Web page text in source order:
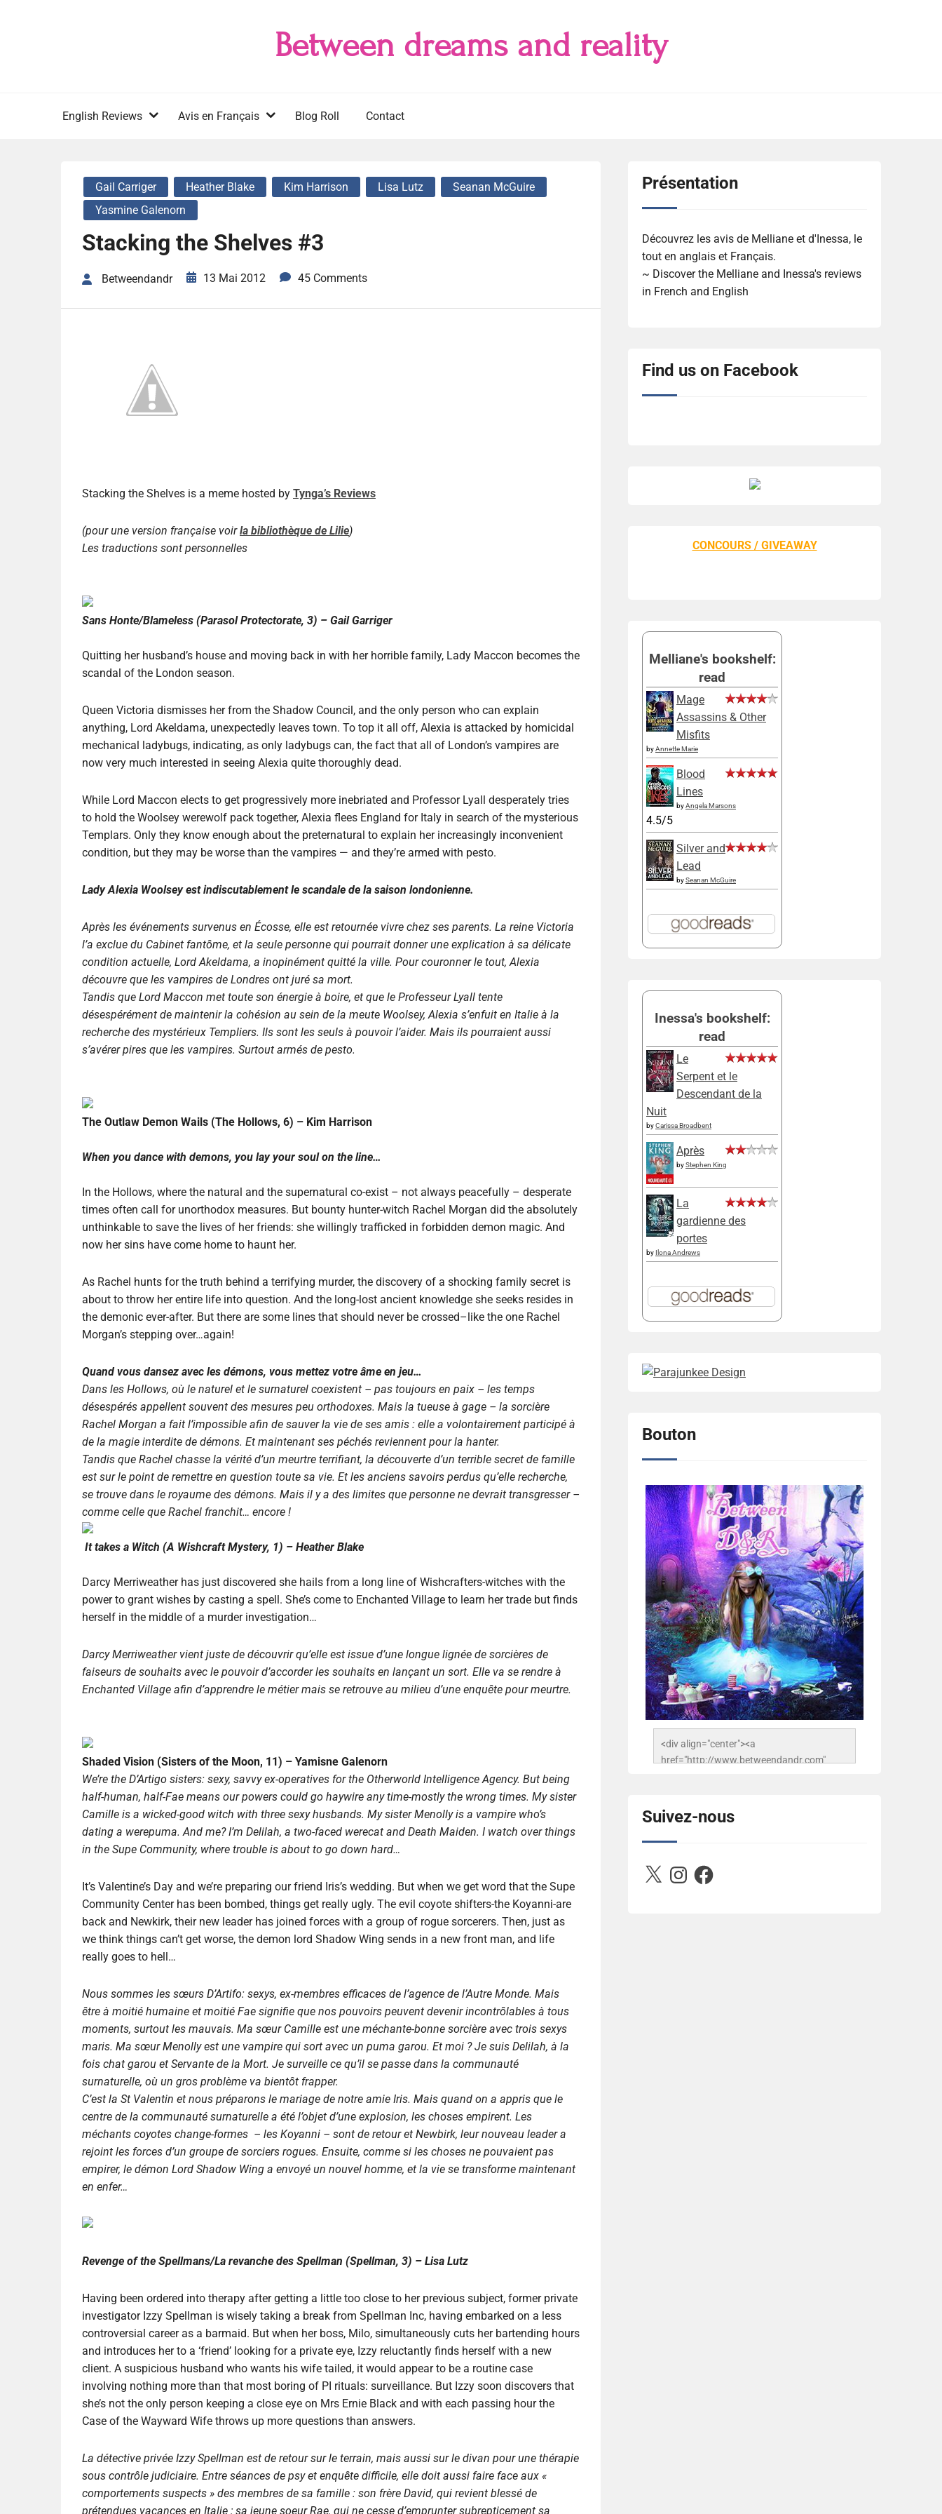
Between dreams and reality
English Reviews Avis en Français Blog Roll Contact
Gail Carriger Heather Blake Kim Harrison Lisa Lutz
Seanan McGuire
Yasmine Galenorn
Stacking the Shelves #3
Betweendandr 13 Mai 2012 45 Comments
Stacking the Shelves is a meme hosted by Tynga’s Reviews
(pour une version française voirla bibliothèque de Lilie)
Les traductions sont personnelles
Sans Honte/Blameless (Parasol Protectorate, 3) – Gail Garriger
Quitting her husband’s house and moving back in with her horrible family, Lady Maccon becomes the
scandal of the London season.
Queen Victoria dismisses her from the Shadow Council, and the only person who can explain
anything, Lord Akeldama, unexpectedly leaves town. To top it all off, Alexia is attacked by homicidal
mechanical ladybugs, indicating, as only ladybugs can, the fact that all of London’s vampires are
now very much interested in seeing Alexia quite thoroughly dead.
While Lord Maccon elects to get progressively more inebriated and Professor Lyall desperately tries
to hold the Woolsey werewolf pack together, Alexia flees England for Italy in search of the mysterious
Templars. Only they know enough about the preternatural to explain her increasingly inconvenient
condition, but they may be worse than the vampires — and they’re armed with pesto.
Lady Alexia Woolsey est indiscutablement le scandale de la saison londonienne.
Après les événements survenus en Écosse, elle est retournée vivre chez ses parents. La reine Victoria
l’a exclue du Cabinet fantôme, et la seule personne qui pourrait donner une explication à sa délicate
condition actuelle, Lord Akeldama, a inopinément quitté la ville. Pour couronner le tout, Alexia
découvre que les vampires de Londres ont juré sa mort.
Tandis que Lord Maccon met toute son énergie à boire, et que le Professeur Lyall tente
désespérément de maintenir la cohésion au sein de la meute Woolsey, Alexia s’enfuit en Italie à la
recherche des mystérieux Templiers. Ils sont les seuls à pouvoir l’aider. Mais ils pourraient aussi
s’avérer pires que les vampires. Surtout armés de pesto.
The Outlaw Demon Wails (The Hollows, 6) – Kim Harrison
When you dance with demons, you lay your soul on the line…
In the Hollows, where the natural and the supernatural co-exist – not always peacefully – desperate
times often call for unorthodox measures. But bounty hunter-witch Rachel Morgan did the absolutely
unthinkable to save the lives of her friends: she willingly trafficked in forbidden demon magic. And
now her sins have come home to haunt her.
As Rachel hunts for the truth behind a terrifying murder, the discovery of a shocking family secret is
about to throw her entire life into question. And the long-lost ancient knowledge she seeks resides in
the demonic ever-after. But there are some lines that should never be crossed–like the one Rachel
Morgan’s stepping over…again!
Quand vous dansez avec les démons, vous mettez votre âme en jeu…
Dans les Hollows, où le naturel et le surnaturel coexistent – pas toujours en paix – les temps
désespérés appellent souvent des mesures peu orthodoxes. Mais la tueuse à gage – la sorcière
Rachel Morgan a fait l’impossible afin de sauver la vie de ses amis : elle a volontairement participé à
de la magie interdite de démons. Et maintenant ses péchés reviennent pour la hanter.
Tandis que Rachel chasse la vérité d’un meurtre terrifiant, la découverte d’un terrible secret de famille
est sur le point de remettre en question toute sa vie. Et les anciens savoirs perdus qu’elle recherche,
se trouve dans le royaume des démons. Mais il y a des limites que personne ne devrait transgresser –
comme celle que Rachel franchit… encore !
It takes a Witch (A Wishcraft Mystery, 1) – Heather Blake
Darcy Merriweather has just discovered she hails from a long line of Wishcrafters-witches with the
power to grant wishes by casting a spell. She’s come to Enchanted Village to learn her trade but finds
herself in the middle of a murder investigation…
Darcy Merriweather vient juste de découvrir qu’elle est issue d’une longue lignée de sorcières de
faiseurs de souhaits avec le pouvoir d’accorder les souhaits en lançant un sort. Elle va se rendre à
Enchanted Village afin d’apprendre le métier mais se retrouve au milieu d’une enquête pour meurtre.
Shaded Vision (Sisters of the Moon, 11) – Yamisne Galenorn
We’re the D’Artigo sisters: sexy, savvy ex-operatives for the Otherworld Intelligence Agency. But being
half-human, half-Fae means our powers could go haywire any time-mostly the wrong times. My sister
Camille is a wicked-good witch with three sexy husbands. My sister Menolly is a vampire who’s
dating a werepuma. And me? I’m Delilah, a two-faced werecat and Death Maiden. I watch over things
in the Supe Community, where trouble is about to go down hard…
It’s Valentine’s Day and we’re preparing our friend Iris’s wedding. But when we get word that the Supe
Community Center has been bombed, things get really ugly. The evil coyote shifters-the Koyanni-are
back and Newkirk, their new leader has joined forces with a group of rogue sorcerers. Then, just as
we think things can’t get worse, the demon lord Shadow Wing sends in a new front man, and life
really goes to hell…
Nous sommes les sœurs D’Artifo: sexys, ex-membres efficaces de l’agence de l’Autre Monde. Mais
être à moitié humaine et moitié Fae signifie que nos pouvoirs peuvent devenir incontrôlables à tous
moments, surtout les mauvais. Ma sœur Camille est une méchante-bonne sorcière avec trois sexys
maris. Ma sœur Menolly est une vampire qui sort avec un puma garou. Et moi ? Je suis Delilah, à la
fois chat garou et Servante de la Mort. Je surveille ce qu’il se passe dans la communauté
surnaturelle, où un gros problème va bientôt frapper.
C’est la St Valentin et nous préparons le mariage de notre amie Iris. Mais quand on a appris que le
centre de la communauté surnaturelle a été l’objet d’une explosion, les choses empirent. Les
méchants coyotes change-formes – les Koyanni – sont de retour et Newbirk, leur nouveau leader a
rejoint les forces d’un groupe de sorciers rogues. Ensuite, comme si les choses ne pouvaient pas
empirer, le démon Lord Shadow Wing a envoyé un nouvel homme, et la vie se transforme maintenant
en enfer…
Revenge of the Spellmans/La revanche des Spellman (Spellman, 3) – Lisa Lutz
Having been ordered into therapy after getting a little too close to her previous subject, former private
investigator Izzy Spellman is wisely taking a break from Spellman Inc, having embarked on a less
controversial career as a barmaid. But when her boss, Milo, simultaneously cuts her bartending hours
and introduces her to a ‘friend’ looking for a private eye, Izzy reluctantly finds herself with a new
client. A suspicious husband who wants his wife tailed, it would appear to be a routine case
involving nothing more than that most boring of PI rituals: surveillance. But Izzy soon discovers that
she’s not the only person keeping a close eye on Mrs Ernie Black and with each passing hour the
Case of the Wayward Wife throws up more questions than answers.
La détective privée Izzy Spellman est de retour sur le terrain, mais aussi sur le divan pour une thérapie
sous contrôle judiciaire. Entre séances de psy et enquête difficile, elle doit aussi faire face aux «
comportements suspects » des membres de sa famille : son frère David, qui revient blessé de
prétendues vacances en Italie ; sa jeune soeur Rae, qui ne cesse d’emprunter subrepticement sa
Présentation
Découvrez les avis de Melliane et d'Inessa, le
tout en anglais et Français.
~ Discover the Melliane and Inessa's reviews
in French and English
Find us on Facebook
CONCOURS / GIVEAWAY
Melliane's bookshelf:
read
Mage
Assassins & Other
Misfits
byAnnette Marie
Blood
Lines
byAngela Marsons
4.5/5
Silver and
Lead
bySeanan McGuire
Inessa's bookshelf:
read
Le
Serpent et le
Descendant de la
Nuit
byCarissa Broadbent
Après
byStephen King
La
gardienne des
portes
by Ilona Andrews
Bouton
<div align="center"><a
href="http://www.betweendandr.com"
503716673157532-
2788222864243652657-n.jpg"
alt="Between D&R" style="border:none;" />
Suivez-nous
X InstagramFacebook